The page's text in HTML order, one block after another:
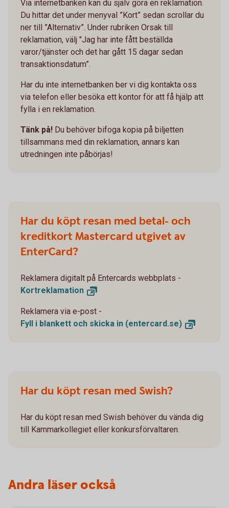
Via internetbanken kan du själv göra en reklamation.
Du hittar det under menyval ”Kort” sedan scrollar du
ner till ”Alternativ”. Under rubriken Orsak till
reklamation, välj "Jag har inte fått beställda
varor/tjänster och det har gått 15 dagar sedan
transaktionsdatum”.
Har du inte internetbanken ber vi dig kontakta oss
via telefon eller besöka ett kontor för att få hjälp att
fylla i en reklamation.
Tänk på! Du behöver bifoga kopia på biljetten
tillsammans med din reklamation, annars kan
utredningen inte påbörjas!
Har du köpt resan med betal- och
kreditkort Mastercard utgivet av
EnterCard?
Reklamera digitalt på Entercards webbplats -
Kortreklamation
Reklamera via e-post -
Fyll i blankett och skicka in (entercard.se)
Har du köpt resan med Swish?
Har du köpt resan med Swish behöver du vända dig
till Kammarkollegiet eller konkursförvaltaren.
Andra läser också